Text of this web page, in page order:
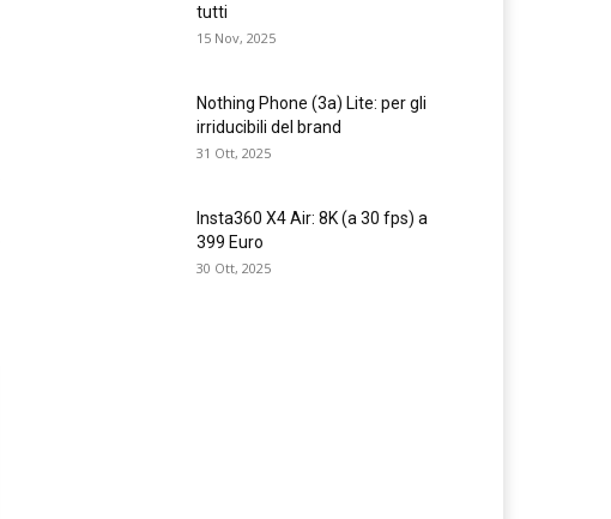
tutti
15 Nov, 2025
Nothing Phone (3a) Lite: per gli
irriducibili del brand
31 Ott, 2025
Insta360 X4 Air: 8K (a 30 fps) a
399 Euro
30 Ott, 2025